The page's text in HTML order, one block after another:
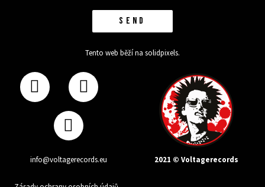
SEND
Tento web běží na solidpixels.
info@voltagerecords.eu 2021 © Voltagerecords